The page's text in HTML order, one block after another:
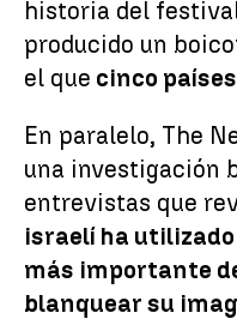
historia del
producido un
el que cinco
En paralelo, The
una investigación
entrevistas que
israelí ha
más importante
blanquear su